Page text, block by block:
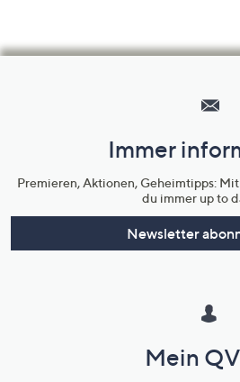
Immer
Premieren, Aktionen, Geheimtipps:
du immer up to
Newsletter
Mein